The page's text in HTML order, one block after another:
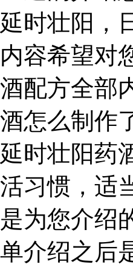
延时壮阳，
内容希望对
酒配方全部
酒怎么制作
延时壮阳药
活习惯，适
是为您介绍
单介绍之后